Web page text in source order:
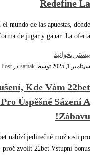
Redefine La
mundo de las apuestas, donde
de jugar y ganar. La oferta…
بیشتر بخوانید
سپتامبر 1, 2025 توسط samak در Post
Kde Vám 22bet
Úspěšné Sázení A
Zábavu!
nabízí jedinečné možnosti pro
proč zvolit 22bet Vstupní bonus…